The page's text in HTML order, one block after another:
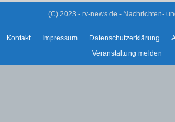
(C) 2023 - rv-news.de - Nachrichten-
Kontakt Impressum Datenschutzerklärung
Veranstaltung melden